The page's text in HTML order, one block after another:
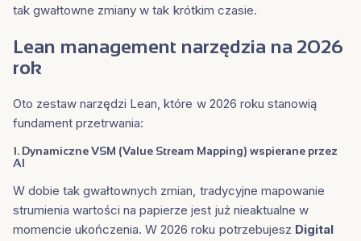
tak gwałtowne zmiany w tak krótkim czasie.
Lean management narzędzia na 2026
rok
Oto zestaw narzędzi Lean, które w 2026 roku stanowią
fundament przetrwania:
1. Dynamiczne VSM (Value Stream Mapping) wspierane przez
AI
W dobie tak gwałtownych zmian, tradycyjne mapowanie
strumienia wartości na papierze jest już nieaktualne w
momencie ukończenia. W 2026 roku potrzebujesz Digital